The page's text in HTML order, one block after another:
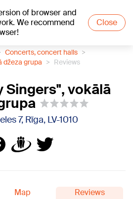
of browser and
We recommend
Close
Concerts, concert halls
džeza grupa
Reviews
Singers", vokālā
7, Rīga, LV-1010
Map Reviews